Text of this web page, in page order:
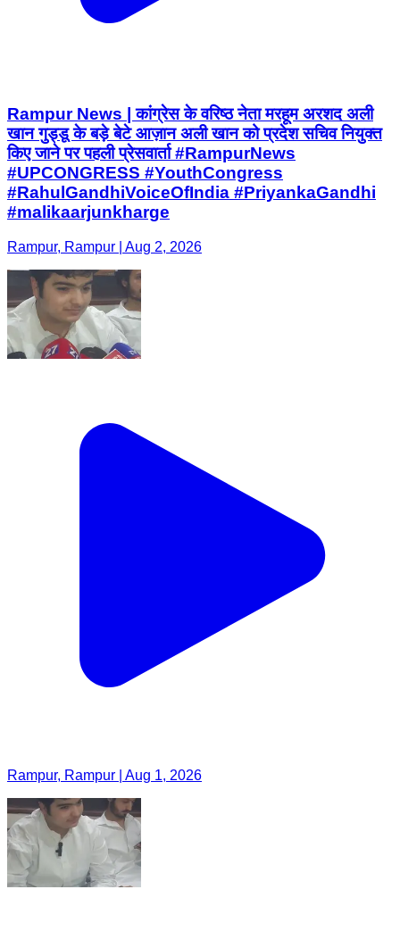
Rampur News | कांग्रेस के वरिष्ठ नेता मरहूम अरशद अली
खान गुड्डू के बड़े बेटे आज़ान अली खान को प्रदेश सचिव नियुक्त
किए जाने पर पहली प्रेसवार्ता #RampurNews
#UPCONGRESS #YouthCongress
#RahulGandhiVoiceOfIndia #PriyankaGandhi
#malikaarjunkharge
Rampur, Rampur | Aug 2, 2026
Rampur, Rampur | Aug 1, 2026